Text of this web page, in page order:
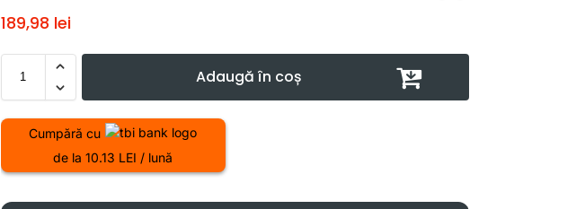
189,98 lei
Adaugă în coș
Cumpără cu
de la 10.13 LEI / lună